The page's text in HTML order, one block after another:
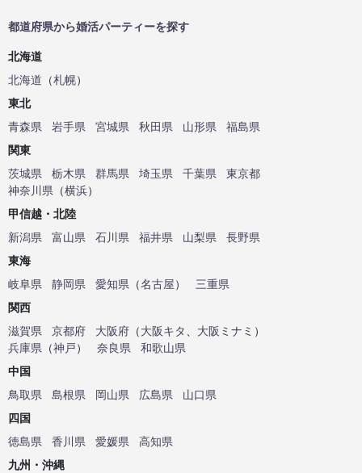
都道府県から婚活パーティーを探す
北海道
北海道 （札幌）
東北
青森県
岩手県 宮城県 秋田県 山形県
福島県
関東
茨城県
栃木県 群馬県 埼玉県 千葉県
東京都
神奈川県 （横浜）
甲信越・北陸
新潟県
富山県 石川県 福井県 山梨県
長野県
東海
岐阜県
静岡県 愛知県 （名古屋）
三重県
関西
滋賀県
京都府 大阪府 （大阪キタ 大阪ミナミ ）
兵庫県 （神戸） 奈良県
和歌山県
中国
鳥取県
島根県 岡山県 広島県
山口県
四国
徳島県
香川県 愛媛県
高知県
九州・沖縄